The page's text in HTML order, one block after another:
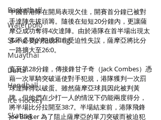
Basketball
Waterpolo
Stand Up Paddling
Muaythai
Darts
Handball
Ice Hockey
Skating
中國香港隊在開局表現欠佳，開賽首分鐘已被對
手達陣先拔頭籌。隨後在短短20分鐘內，更讓薩
摩亞成功奪得4次達陣。由於港隊在首半場出現太
多不必要的犯規和非受迫性失誤，薩摩亞將比分
一路擴大至26:0。
直至第28分鐘，傳接鋒甘子奇（Jack Combes）憑
藉一次單騎突破逼使對手犯規，港隊獲判一次罰
球達陣得以破蛋。雖然薩摩亞球員因此被判黃
牌，但他們在少打一人的情況下仍能兩度得分，
將半場比分拉開至38:7。半場結束前，港隊飛鋒
Joe Barker 為了阻止薩摩亞的單刀突破而被迫犯